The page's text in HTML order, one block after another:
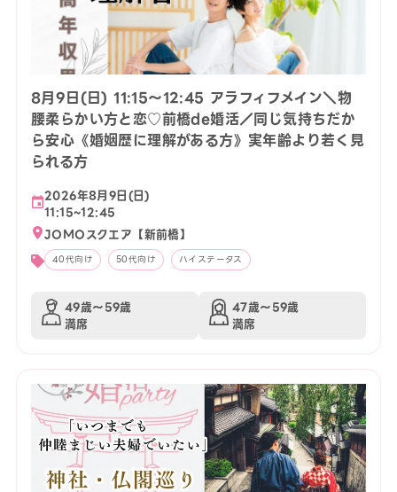
8月9日(日) 11:15〜12:45 アラフィフメイン＼物
腰柔らかい方と恋♡前橋de婚活／同じ気持ちだか
ら安心《婚姻歴に理解がある方》実年齢より若く見
られる方
2026年8月9日(日)
11:15~12:45
JOMOスクエア【新前橋】
40代向け 50代向け ハイステータス
49歳〜59歳
満席
47歳〜59歳
満席